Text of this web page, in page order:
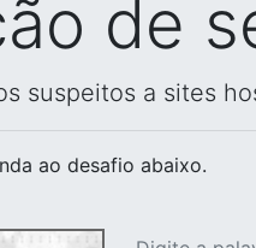
de
suspeitos a sites
ao desafio abaixo.